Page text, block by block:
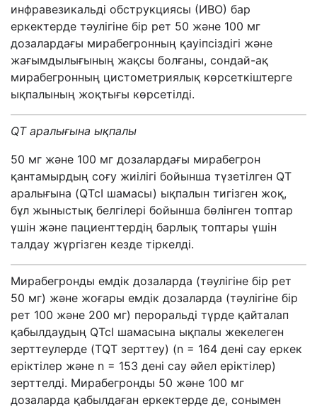
инфравезикальді обструкциясы (ИВО) бар
еркектерде тәулігіне бір рет 50 және 100 мг
дозалардағы мирабегронның қауіпсіздігі және
жағымдылығының жақсы болғаны, сондай-ақ
мирабегронның цистометриялық көрсеткіштерге
ықпалының жоқтығы көрсетілді.
QTаралығына ықпалы
50 мг және 100 мг дозалардағы мирабегрон
қантамырдың соғу жиілігі бойынша түзетілген QT
аралығына (QTcI шамасы) ықпалын тигізген жоқ,
бұл жыныстық белгілері бойынша бөлінген топтар
үшін және пациенттердің барлық топтары үшін
талдау жүргізген кезде тіркелді.
Мирабегронды емдік дозаларда (тәулігіне бір рет
50 мг) және жоғары емдік дозаларда (тәулігіне бір
рет 100 және 200 мг) пероральді түрде қайталап
қабылдаудың QTcI шамасына ықпалы жекелеген
зерттеулерде (TQT зерттеу) (n = 164 дені сау еркек
еріктілер және n = 153 дені сау әйел еріктілер)
зерттелді. Мирабегронды 50 және 100 мг
дозаларда қабылдаған еркектерде де, сонымен